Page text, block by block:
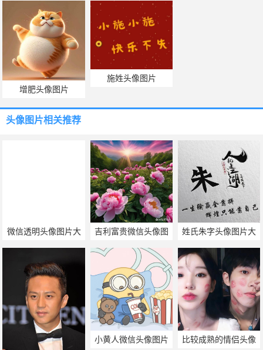
增肥头像图片
施姓头像图片
头像图片相关推荐
微信透明头像图片大
全
吉利富贵微信头像图
片
姓氏朱字头像图片大
全
小黄人微信头像图片 比较成熟的情侣头像